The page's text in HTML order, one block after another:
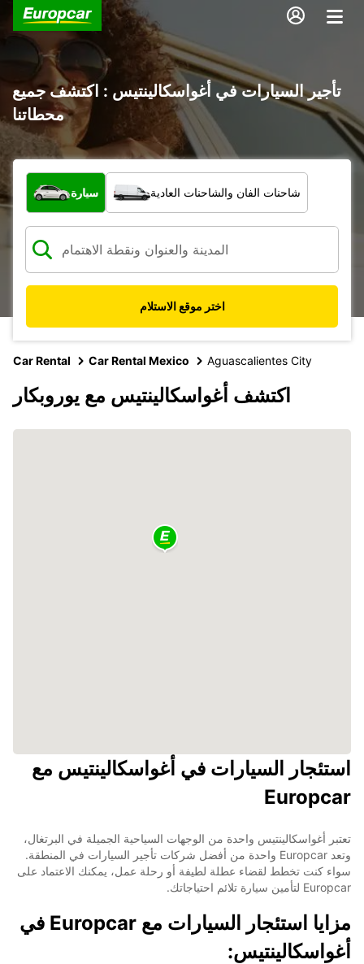
تأجير السيارات في أغواسكالينتيس : اكتشف جميع
محطاتنا
ما نوع المركبة؟
سيارة شاحنات الفان والشاحنات العادية
اختر موقع الاستلام
Car Rental Car Rental Mexico Aguascalientes City
اكتشف أغواسكالينتيس مع يوروبكار
استئجار السيارات في أغواسكالينتيس مع
Europcar
تعتبر أغواسكالينتيس واحدة من الوجهات السياحية الجميلة في البرتغال،
وتعد Europcar واحدة من أفضل شركات تأجير السيارات في المنطقة.
سواء كنت تخطط لقضاء عطلة لطيفة أو رحلة عمل، يمكنك الاعتماد على
Europcar لتأمين سيارة تلائم احتياجاتك.
مزايا استئجار السيارات مع Europcar في
أغواسكالينتيس: